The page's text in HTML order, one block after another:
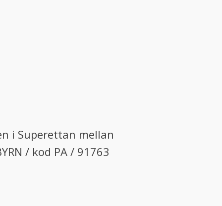
i Superettan mellan
/ kod PA / 91763